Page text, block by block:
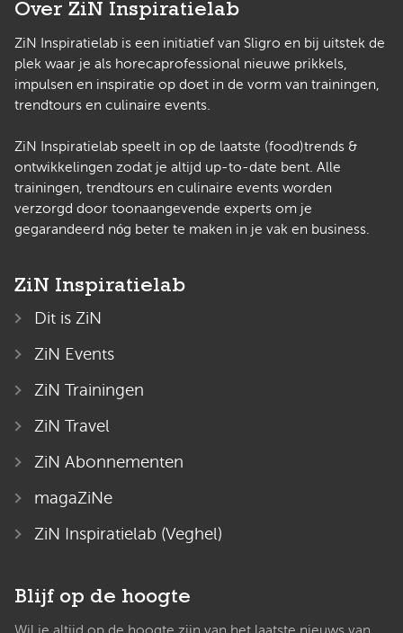
Over ZiN Inspiratielab
ZiN Inspiratielab is een initiatief van Sligro en bij uitstek de
plek waar je als horecaprofessional nieuwe prikkels,
impulsen en inspiratie op doet in de vorm van trainingen,
trendtours en culinaire events.
ZiN Inspiratielab speelt in op de laatste (food)trends &
ontwikkelingen zodat je altijd up-to-date bent. Alle
trainingen, trendtours en culinaire events worden
verzorgd door toonaangevende experts om je
gegarandeerd nóg beter te maken in je vak en business.
ZiN Inspiratielab
Dit is ZiN
ZiN Events
ZiN Trainingen
ZiN Travel
ZiN Abonnementen
magaZiNe
ZiN Inspiratielab (Veghel)
Blijf op de hoogte